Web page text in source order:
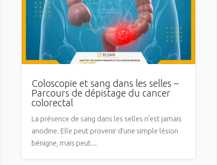
Coloscopie et sang dans les selles –
Parcours de dépistage du cancer
colorectal
La présence de sang dans les selles n’est jamais
anodine. Elle peut provenir d’une simple lésion
bénigne, mais peut...